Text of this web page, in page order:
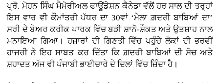
ਪ੍ਰੋ. ਮੋਹਨ ਸਿੰਘ ਮੈਮੋਰੀਅਲ ਫਾਊਂਡੇਸ਼ਨ ਕੈਨੇਡਾ ਵੱਲੋਂ ਹਰ ਸਾਲ ਦੀ ਤਰ੍ਹਾਂ
ਇਸ ਵਾਰ ਵੀ ਕੌਮਾਂਤਰੀ ਪੱਧਰ ਦਾ 30ਵਾਂ ‘ਮੇਲਾ ਗ਼ਦਰੀ ਬਾਬਿਆਂ ਦਾ’
ਸਰੀ ਦੇ ਬੇਅਰ ਕਰੀਕ ਪਾਰਕ ਵਿੱਚ ਬੜੀ ਸ਼ਾਨੋ-ਸ਼ੌਕਤ ਅਤੇ ਉਤਸ਼ਾਹ ਨਾਲ
ਮਨਾਇਆ ਗਿਆ। ਹਜ਼ਾਰਾਂ ਦੀ ਗਿਣਤੀ ਵਿੱਚ ਪਹੁੰਚੇ ਲੋਕਾਂ ਦੀ ਭਰਵੀਂ
ਹਾਜਰੀ ਨੇ ਇਹ ਸਾਬਤ ਕਰ ਦਿੱਤਾ ਕਿ ਗ਼ਦਰੀ ਬਾਬਿਆਂ ਦੀ ਸੋਚ ਅਤੇ
ਸ਼ਹਾਦਤ ਅੱਜ ਵੀ ਪੰਜਾਬੀ ਭਾਈਚਾਰੇ ਦੇ ਦਿਲਾਂ ਵਿੱਚ ਜ਼ਿੰਦਾ ਹੈ।